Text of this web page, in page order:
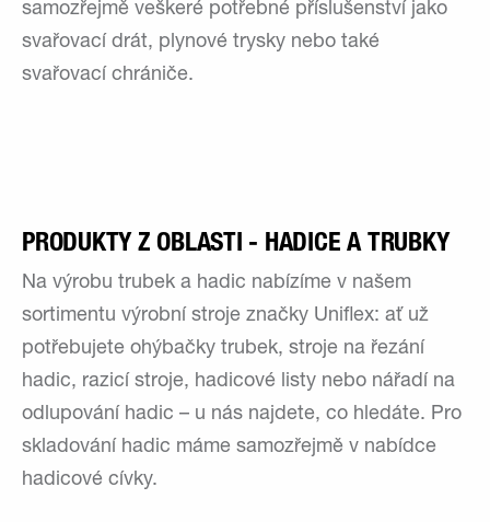
samozřejmě veškeré potřebné příslušenství jako
svařovací drát, plynové trysky nebo také
svařovací chrániče.
PRODUKTY Z OBLASTI - HADICE A TRUBKY
Na výrobu trubek a hadic nabízíme v našem
sortimentu výrobní stroje značky Uniflex: ať už
potřebujete ohýbačky trubek, stroje na řezání
hadic, razicí stroje, hadicové listy nebo nářadí na
odlupování hadic – u nás najdete, co hledáte. Pro
skladování hadic máme samozřejmě v nabídce
hadicové cívky.